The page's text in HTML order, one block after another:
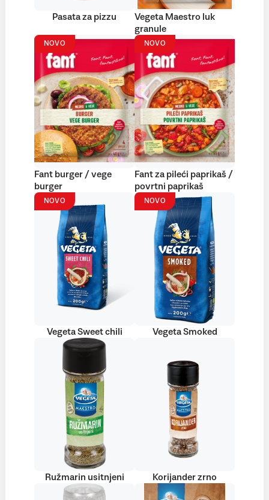
Pasata za pizzu
Vegeta Maestro luk
granule
NOVO
Fant burger / vege
burger
NOVO
Fant za pileći paprikaš /
povrtni paprikaš
NOVO
Vegeta Sweet chili
NOVO
Vegeta Smoked
Ružmarin usitnjeni Korijander zrno